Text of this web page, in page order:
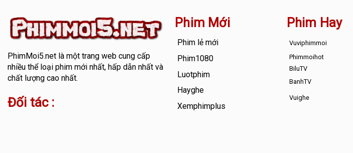
PhimMoi5.netlà một trang web cung cấp
nhiều thể loại phim mới nhất, hấp dẫn nhất và
chất lượng cao nhất.
Đối tác :
Phim Mới
Phim lẻ mới
Phim1080
Luotphim
Hayghe
Xemphimplus
Phim Hay
Vuviphimmoi
Phimmoihot
BiluTV
BanhTV
Vuighe